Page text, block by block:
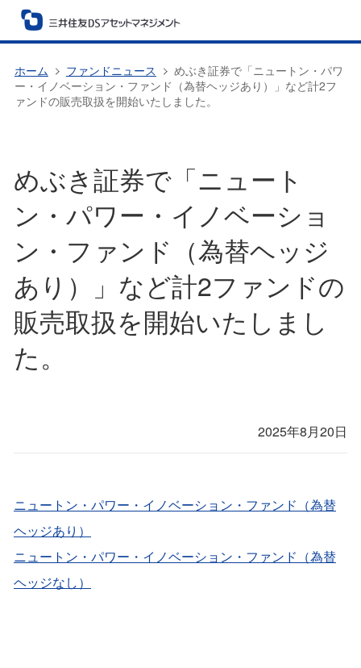
ホーム ファンドニュース
めぶき証券で「ニュートン・パワ
ー・イノベーション・ファンド（為替ヘッジあり）」など計2フ
ァンドの販売取扱を開始いたしました。
めぶき証券で「ニュート
ン・パワー・イノベーショ
ン・ファンド（為替ヘッジ
あり）」など計2ファンドの
販売取扱を開始いたしまし
た。
2025年8月20日
ニュートン・パワー・イノベーション・ファンド（為替
ヘッジあり）
ニュートン・パワー・イノベーション・ファンド（為替
ヘッジなし）